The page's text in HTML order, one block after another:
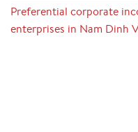
Preferential corporate
enterprises in Nam Dinh